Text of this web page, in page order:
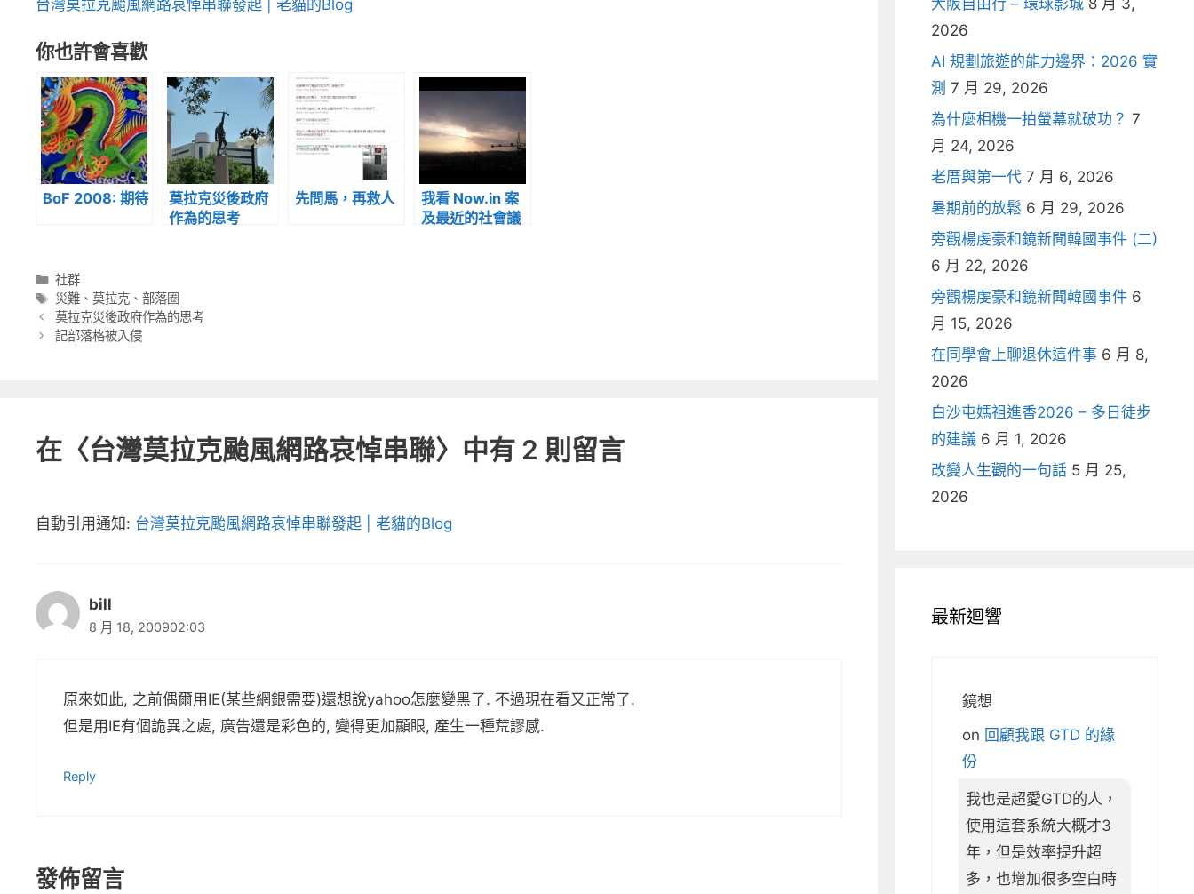
台灣莫拉克颱風網路哀悼串聯發起 | 老貓的Blog
你也許會喜歡
BoF 2008: 期待
莫拉克災後政府
作為的思考
先問馬，再救人
我看 Now.in 案
及最近的社會議
分
類
社群
標
籤
災難、 莫拉克、 部落圈
莫拉克災後政府作為的思考
記部落格被入侵
在〈台灣莫拉克颱風網路哀悼串聯〉中有 2 則留言
自動引用通知: 台灣莫拉克颱風網路哀悼串聯發起 | 老貓的Blog
bill
8 月 18, 200902:03
原來如此, 之前偶爾用IE(某些網銀需要)還想說yahoo怎麼變黑了. 不過現在看又正常了.
但是用IE有個詭異之處, 廣告還是彩色的, 變得更加顯眼, 產生一種荒謬感.
Reply
發佈留言
大阪自由行 – 環球影城 8 月 3,
2026
AI 規劃旅遊的能力邊界：2026 實
測 7 月 29, 2026
為什麼相機一拍螢幕就破功？ 7
月 24, 2026
老厝與第一代 7 月 6, 2026
暑期前的放鬆 6 月 29, 2026
旁觀楊虔豪和鏡新聞韓國事件 (二)
6 月 22, 2026
旁觀楊虔豪和鏡新聞韓國事件 6
月 15, 2026
在同學會上聊退休這件事 6 月 8,
2026
白沙屯媽祖進香2026 – 多日徒步
的建議 6 月 1, 2026
改變人生觀的一句話 5 月 25,
2026
最新迴響
鏡想
on 回顧我跟 GTD 的緣
份
我也是超愛GTD的人，
使用這套系統大概才3
年，但是效率提升超
多，也增加很多空白時